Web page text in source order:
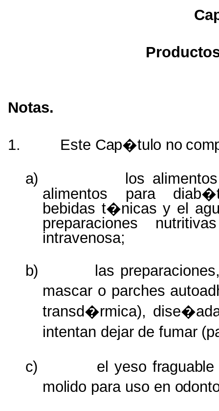
Notas.
1. Este Cap�tulo no
a)
los
alimentos para
bebidas t�nicas y el
preparaciones nutritivas
intravenosa;
b)
las
mascar o parches
transd�rmica),
intentan dejar de fumar
c) el yeso
molido para uso en